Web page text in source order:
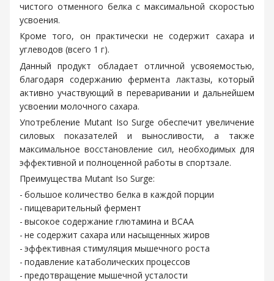
чистого отменного белка с максимальной скоростью
усвоения.
Кроме того, он практически не содержит сахара и
углеводов (всего 1 г).
Данный продукт обладает отличной усвояемостью,
благодаря содержанию фермента лактазы, который
активно участвующий в переваривании и дальнейшем
усвоении молочного сахара.
Употребление Mutant Iso Surge обеспечит увеличение
силовых показателей и выносливости, а также
максимальное восстановление сил, необходимых для
эффективной и полноценной работы в спортзале.
Преимущества Mutant Iso Surge:
большое количество белка в каждой порции
пищеварительный фермент
высокое содержание глютамина и BCAA
не содержит сахара или насыщенных жиров
эффективная стимуляция мышечного роста
подавление катаболических процессов
предотвращение мышечной усталости